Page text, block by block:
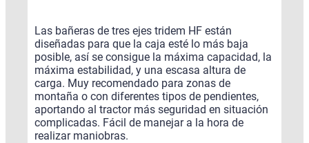
Las bañeras de tres ejes tridem HF están
diseñadas para que la caja esté lo más baja
posible, así se consigue la máxima capacidad, la
máxima estabilidad, y una escasa altura de
carga. Muy recomendado para zonas de
montaña o con diferentes tipos de pendientes,
aportando al tractor más seguridad en situación
complicadas. Fácil de manejar a la hora de
realizar maniobras.